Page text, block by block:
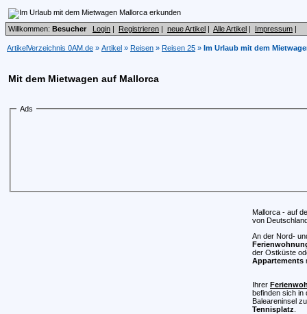
Willkommen: Besucher Login | Registrieren | neue Artikel | Alle Artikel | Impressum |
ArtikelVerzeichnis 0AM.de » Artikel » Reisen » Reisen 25 » Im Urlaub mit dem
Mit dem Mietwagen auf Mallorca
Ads
Mallorca - auf
von
An der Nord-
der Ostküste
Appartements
Ihrer
befinden sich in
Baleareninsel
Tennisplatz